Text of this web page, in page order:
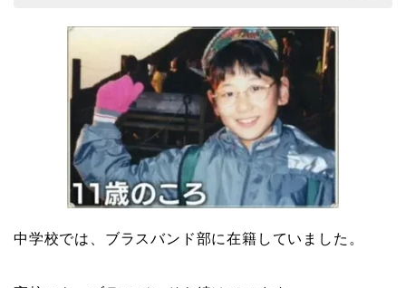
中学校では、ブラスバンド部に在籍していました。